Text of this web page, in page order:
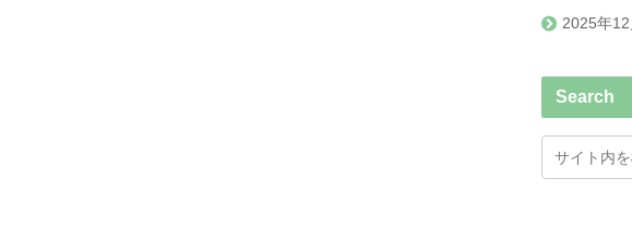
2025年12
Search